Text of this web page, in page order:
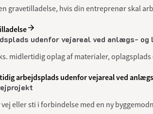
gravetilladelse, hvis din entreprenør skal
udenfor vejareal ved anlægs- og
midlertidig oplag af materialer,
arbejdsplads udenfor vejareal ved
eller sti i forbindelse med en ny